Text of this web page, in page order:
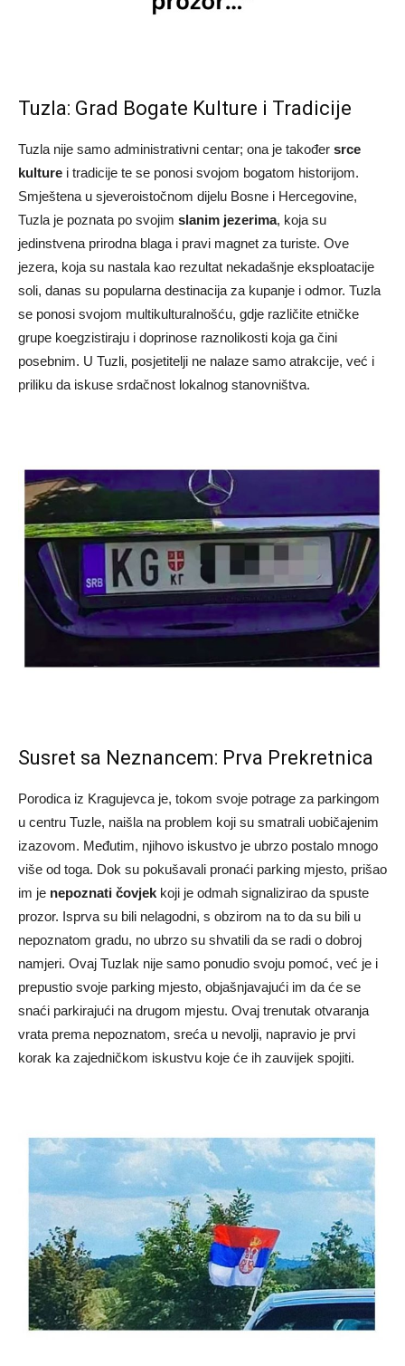
Tuzla: Grad Bogate Kulture i Tradicije
Tuzla nije samo administrativni centar; ona je također srce
kulture i tradicije te se ponosi svojom bogatom historijom.
Smještena u sjeveroistočnom dijelu Bosne i Hercegovine,
Tuzla je poznata po svojim slanim jezerima, koja su
jedinstvena prirodna blaga i pravi magnet za turiste. Ove
jezera, koja su nastala kao rezultat nekadašnje eksploatacije
soli, danas su popularna destinacija za kupanje i odmor. Tuzla
se ponosi svojom multikulturalnošću, gdje različite etničke
grupe koegzistiraju i doprinose raznolikosti koja ga čini
posebnim. U Tuzli, posjetitelji ne nalaze samo atrakcije, već i
priliku da iskuse srdačnost lokalnog stanovništva.
Susret sa Neznancem: Prva Prekretnica
Porodica iz Kragujevca je, tokom svoje potrage za parkingom
u centru Tuzle, naišla na problem koji su smatrali uobičajenim
izazovom. Međutim, njihovo iskustvo je ubrzo postalo mnogo
više od toga. Dok su pokušavali pronaći parking mjesto, prišao
im je nepoznati čovjek koji je odmah signalizirao da spuste
prozor. Isprva su bili nelagodni, s obzirom na to da su bili u
nepoznatom gradu, no ubrzo su shvatili da se radi o dobroj
namjeri. Ovaj Tuzlak nije samo ponudio svoju pomoć, već je i
prepustio svoje parking mjesto, objašnjavajući im da će se
snaći parkirajući na drugom mjestu. Ovaj trenutak otvaranja
vrata prema nepoznatom, sreća u nevolji, napravio je prvi
korak ka zajedničkom iskustvu koje će ih zauvijek spojiti.